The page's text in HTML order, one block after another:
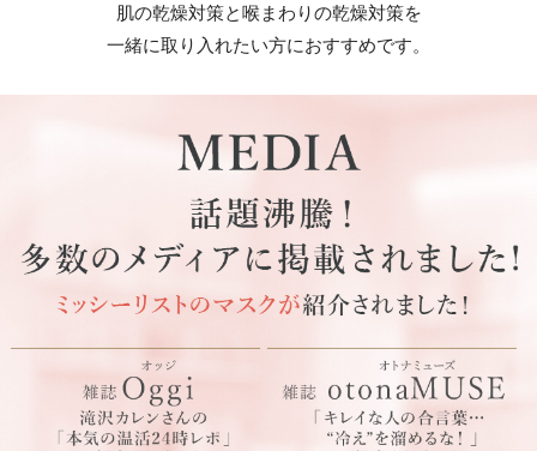
肌の乾燥対策と喉まわりの乾燥対策を
一緒に取り入れたい方におすすめです。